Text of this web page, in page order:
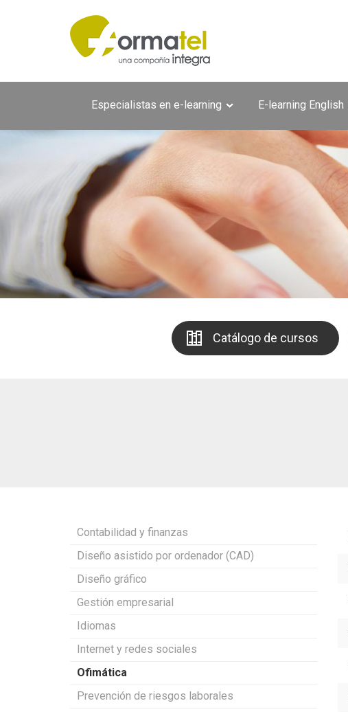
Especialistas en e-learning E-learning English
Catálogo de cursos
Contabilidad y finanzas
Diseño asistido por ordenador (CAD)
Diseño gráfico
Gestión empresarial
Idiomas
Internet y redes sociales
Ofimática
Prevención de riesgos laborales